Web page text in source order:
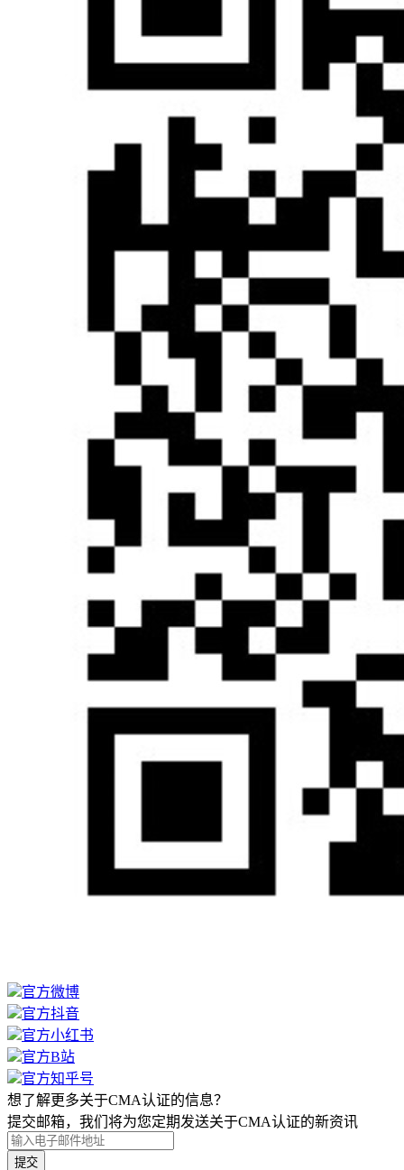
官方微博
官方抖音
官方小红书
官方B站
官方知乎号
想了解更多关于CMA认证的信息？
提交邮箱，我们将为您定期发送关于CMA认证的新资讯
提交